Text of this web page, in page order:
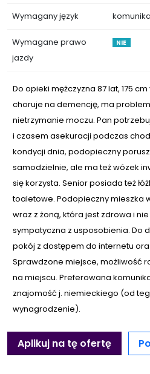
Wymagany język
Wymagane prawo
jazdy
NIE
Do opieki mężczyzna 87 lat, 175
choruje na demencję, ma
nietrzymanie moczu. Pan
i czasem asekuracji podczas
kondycji dnia, podopieczny
samodzielnie, ale ma też wózek
się korzysta. Senior posiada też
toaletowe. Podopieczny mieszka
wraz z żoną, która jest zdrowa i
sympatyczna z usposobienia. Do
pokój z dostępem do internetu
Sprawdzone miejsce, możliwość
na miejscu. Preferowana
znajomość j. niemieckiego (od
wynagrodzenie).
Aplikuj na tę ofertę